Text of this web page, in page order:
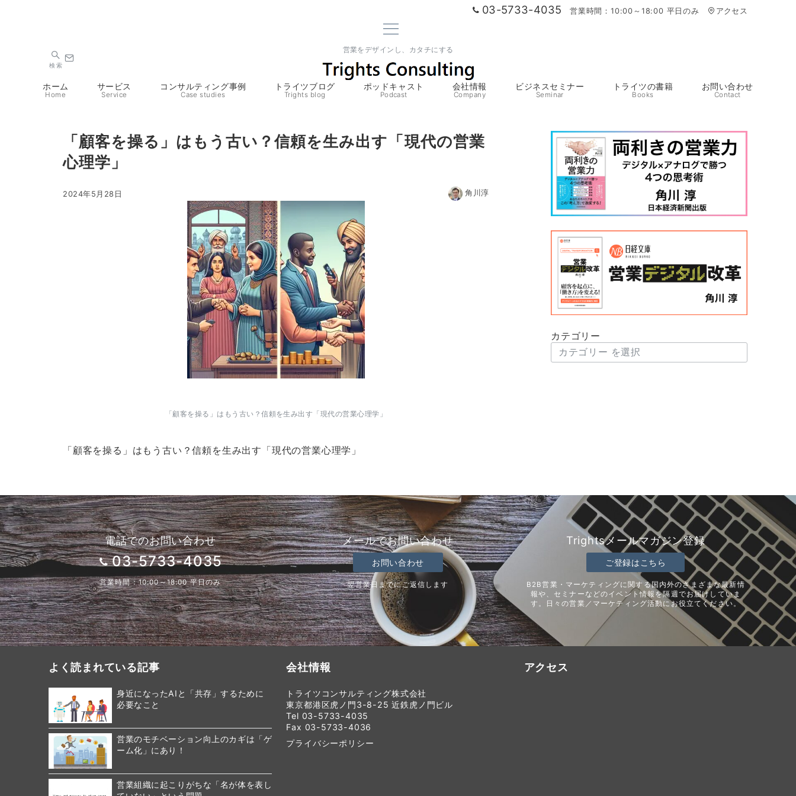
03-5733-4035 営業時間：10:00～18:00 平日のみ アクセス
営業をデザインし、カタチにする
検索
ホーム
Home
サービス
Service
コンサルティング事例
Case studies
トライツブログ
Trights blog
ポッドキャスト
Podcast
会社情報
Company
ビジネスセミナー
Seminar
トライツの書籍
Books
お問い合わせ
Contact
「顧客を操る」はもう古い？信頼を生み出す「現代の営業
心理学」
2024年5月28日 角川淳
「顧客を操る」はもう古い？信頼を生み出す「現代の営業心理学」
「顧客を操る」はもう古い？信頼を生み出す「現代の営業心理学」
カテゴリー
電話でのお問い合わせ
03-5733-4035
営業時間：10:00～18:00 平日のみ
メールでお問い合わせ
お問い合わせ
翌営業日までにご返信します
Trightsメールマガジン登録
ご登録はこちら
B2B営業・マーケティングに関する国内外のさまざまな最新情
報や、セミナーなどのイベント情報を隔週でお届けしていま
す。日々の営業／マーケティング活動にお役立てください。
よく読まれている記事
身近になったAIと「共存」するために
必要なこと
営業のモチベーション向上のカギは「ゲ
ーム化」にあり！
営業組織に起こりがちな「名が体を表し
会社情報
トライツコンサルティング株式会社
東京都港区虎ノ門3-8-25 近鉄虎ノ門ビル
Tel 03-5733-4035
Fax 03-5733-4036
プライバシーポリシー
アクセス